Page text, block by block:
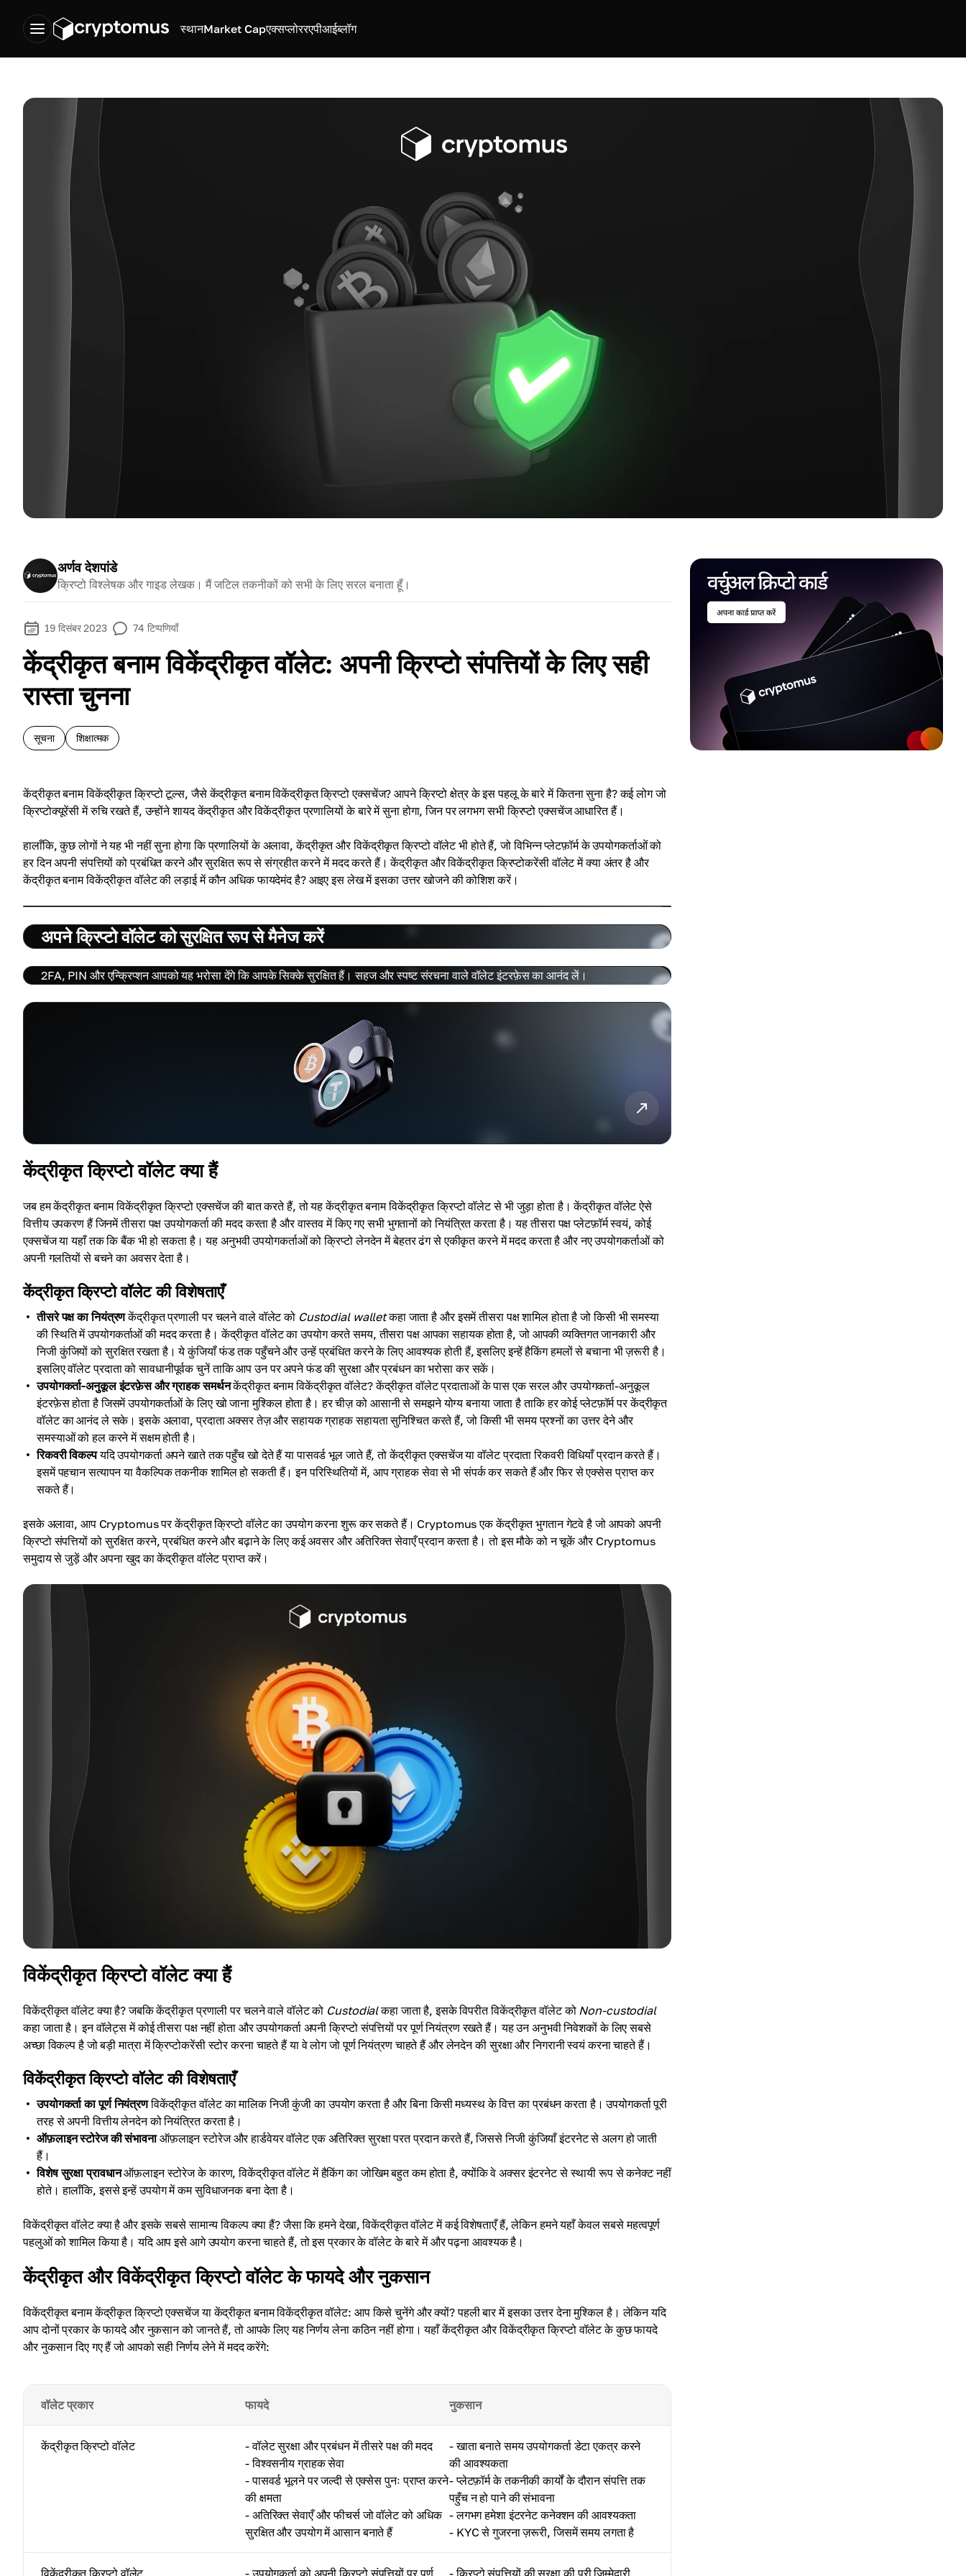
स्थानMarket Capएक्सप्लोररएपीआईब्लॉग
अर्णव देशपांडे
क्रिप्टो विश्लेषक और गाइड लेखक। मैं जटिल तकनीकों को सभी के लिए सरल बनाता हूँ।
19 दिसंबर 2023 74 टिप्पणियाँ
केंद्रीकृत बनाम विकेंद्रीकृत वॉलेट: अपनी क्रिप्टो संपत्तियों के लिए सही
रास्ता चुनना
सूचना शिक्षात्मक
केंद्रीकृत बनाम विकेंद्रीकृत क्रिप्टो टूल्स, जैसे केंद्रीकृत बनाम विकेंद्रीकृत क्रिप्टो एक्सचेंज? आपने क्रिप्टो क्षेत्र के इस पहलू के बारे में कितना सुना है? कई लोग जो
क्रिप्टोक्यूरेंसी में रुचि रखते हैं, उन्होंने शायद केंद्रीकृत और विकेंद्रीकृत प्रणालियों के बारे में सुना होगा, जिन पर लगभग सभी क्रिप्टो एक्सचेंज आधारित हैं।
हालाँकि, कुछ लोगों ने यह भी नहीं सुना होगा कि प्रणालियों के अलावा, केंद्रीकृत और विकेंद्रीकृत क्रिप्टो वॉलेट भी होते हैं, जो विभिन्न प्लेटफ़ॉर्म के उपयोगकर्ताओं को
हर दिन अपनी संपत्तियों को प्रबंधित करने और सुरक्षित रूप से संग्रहीत करने में मदद करते हैं। केंद्रीकृत और विकेंद्रीकृत क्रिप्टोकरेंसी वॉलेट में क्या अंतर है और
केंद्रीकृत बनाम विकेंद्रीकृत वॉलेट की लड़ाई में कौन अधिक फायदेमंद है? आइए इस लेख में इसका उत्तर खोजने की कोशिश करें।
अपने क्रिप्टो वॉलेट को सुरक्षित रूप से मैनेज करें
2FA, PIN और एन्क्रिप्शन आपको यह भरोसा देंगे कि आपके सिक्के सुरक्षित हैं। सहज और स्पष्ट संरचना वाले वॉलेट इंटरफ़ेस का आनंद लें।
केंद्रीकृत क्रिप्टो वॉलेट क्या हैं
जब हम केंद्रीकृत बनाम विकेंद्रीकृत क्रिप्टो एक्सचेंज की बात करते हैं, तो यह केंद्रीकृत बनाम विकेंद्रीकृत क्रिप्टो वॉलेट से भी जुड़ा होता है। केंद्रीकृत वॉलेट ऐसे
वित्तीय उपकरण हैं जिनमें तीसरा पक्ष उपयोगकर्ता की मदद करता है और वास्तव में किए गए सभी भुगतानों को नियंत्रित करता है। यह तीसरा पक्ष प्लेटफ़ॉर्म स्वयं, कोई
एक्सचेंज या यहाँ तक कि बैंक भी हो सकता है। यह अनुभवी उपयोगकर्ताओं को क्रिप्टो लेनदेन में बेहतर ढंग से एकीकृत करने में मदद करता है और नए उपयोगकर्ताओं को
अपनी गलतियों से बचने का अवसर देता है।
केंद्रीकृत क्रिप्टो वॉलेट की विशेषताएँ
तीसरे पक्ष का नियंत्रणकेंद्रीकृत प्रणाली पर चलने वाले वॉलेट को Custodial walletकहा जाता है और इसमें तीसरा पक्ष शामिल होता है जो किसी भी समस्या
की स्थिति में उपयोगकर्ताओं की मदद करता है। केंद्रीकृत वॉलेट का उपयोग करते समय, तीसरा पक्ष आपका सहायक होता है, जो आपकी व्यक्तिगत जानकारी और
निजी कुंजियों को सुरक्षित रखता है। ये कुंजियाँ फंड तक पहुँचने और उन्हें प्रबंधित करने के लिए आवश्यक होती हैं, इसलिए इन्हें हैकिंग हमलों से बचाना भी ज़रूरी है।
इसलिए वॉलेट प्रदाता को सावधानीपूर्वक चुनें ताकि आप उन पर अपने फंड की सुरक्षा और प्रबंधन का भरोसा कर सकें।
उपयोगकर्ता-अनुकूल इंटरफ़ेस और ग्राहक समर्थनकेंद्रीकृत बनाम विकेंद्रीकृत वॉलेट? केंद्रीकृत वॉलेट प्रदाताओं के पास एक सरल और उपयोगकर्ता-अनुकूल
इंटरफ़ेस होता है जिसमें उपयोगकर्ताओं के लिए खो जाना मुश्किल होता है। हर चीज़ को आसानी से समझने योग्य बनाया जाता है ताकि हर कोई प्लेटफ़ॉर्म पर केंद्रीकृत
वॉलेट का आनंद ले सके। इसके अलावा, प्रदाता अक्सर तेज़ और सहायक ग्राहक सहायता सुनिश्चित करते हैं, जो किसी भी समय प्रश्नों का उत्तर देने और
समस्याओं को हल करने में सक्षम होती है।
रिकवरी विकल्पयदि उपयोगकर्ता अपने खाते तक पहुँच खो देते हैं या पासवर्ड भूल जाते हैं, तो केंद्रीकृत एक्सचेंज या वॉलेट प्रदाता रिकवरी विधियाँ प्रदान करते हैं।
इसमें पहचान सत्यापन या वैकल्पिक तकनीक शामिल हो सकती हैं। इन परिस्थितियों में, आप ग्राहक सेवा से भी संपर्क कर सकते हैं और फिर से एक्सेस प्राप्त कर
सकते हैं।
इसके अलावा, आप Cryptomus पर केंद्रीकृत क्रिप्टो वॉलेट का उपयोग करना शुरू कर सकते हैं। Cryptomus एक केंद्रीकृत भुगतान गेटवे है जो आपको अपनी
क्रिप्टो संपत्तियों को सुरक्षित करने, प्रबंधित करने और बढ़ाने के लिए कई अवसर और अतिरिक्त सेवाएँ प्रदान करता है। तो इस मौके को न चूकें और Cryptomus
समुदाय से जुड़ें और अपना खुद का केंद्रीकृत वॉलेट प्राप्त करें।
विकेंद्रीकृत क्रिप्टो वॉलेट क्या हैं
विकेंद्रीकृत वॉलेट क्या है? जबकि केंद्रीकृत प्रणाली पर चलने वाले वॉलेट को Custodialकहा जाता है, इसके विपरीत विकेंद्रीकृत वॉलेट को Non-custodial
कहा जाता है। इन वॉलेट्स में कोई तीसरा पक्ष नहीं होता और उपयोगकर्ता अपनी क्रिप्टो संपत्तियों पर पूर्ण नियंत्रण रखते हैं। यह उन अनुभवी निवेशकों के लिए सबसे
अच्छा विकल्प है जो बड़ी मात्रा में क्रिप्टोकरेंसी स्टोर करना चाहते हैं या वे लोग जो पूर्ण नियंत्रण चाहते हैं और लेनदेन की सुरक्षा और निगरानी स्वयं करना चाहते हैं।
विकेंद्रीकृत क्रिप्टो वॉलेट की विशेषताएँ
उपयोगकर्ता का पूर्ण नियंत्रणविकेंद्रीकृत वॉलेट का मालिक निजी कुंजी का उपयोग करता है और बिना किसी मध्यस्थ के वित्त का प्रबंधन करता है। उपयोगकर्ता पूरी
तरह से अपनी वित्तीय लेनदेन को नियंत्रित करता है।
ऑफ़लाइन स्टोरेज की संभावनाऑफ़लाइन स्टोरेज और हार्डवेयर वॉलेट एक अतिरिक्त सुरक्षा परत प्रदान करते हैं, जिससे निजी कुंजियाँ इंटरनेट से अलग हो जाती
हैं।
विशेष सुरक्षा प्रावधानऑफ़लाइन स्टोरेज के कारण, विकेंद्रीकृत वॉलेट में हैकिंग का जोखिम बहुत कम होता है, क्योंकि वे अक्सर इंटरनेट से स्थायी रूप से कनेक्ट नहीं
होते। हालाँकि, इससे इन्हें उपयोग में कम सुविधाजनक बना देता है।
विकेंद्रीकृत वॉलेट क्या है और इसके सबसे सामान्य विकल्प क्या हैं? जैसा कि हमने देखा, विकेंद्रीकृत वॉलेट में कई विशेषताएँ हैं, लेकिन हमने यहाँ केवल सबसे महत्वपूर्ण
पहलुओं को शामिल किया है। यदि आप इसे आगे उपयोग करना चाहते हैं, तो इस प्रकार के वॉलेट के बारे में और पढ़ना आवश्यक है।
केंद्रीकृत और विकेंद्रीकृत क्रिप्टो वॉलेट के फायदे और नुकसान
विकेंद्रीकृत बनाम केंद्रीकृत क्रिप्टो एक्सचेंज या केंद्रीकृत बनाम विकेंद्रीकृत वॉलेट: आप किसे चुनेंगे और क्यों? पहली बार में इसका उत्तर देना मुश्किल है। लेकिन यदि
आप दोनों प्रकार के फायदे और नुकसान को जानते हैं, तो आपके लिए यह निर्णय लेना कठिन नहीं होगा। यहाँ केंद्रीकृत और विकेंद्रीकृत क्रिप्टो वॉलेट के कुछ फायदे
और नुकसान दिए गए हैं जो आपको सही निर्णय लेने में मदद करेंगे:
वॉलेट प्रकार फायदे नुकसान
केंद्रीकृत क्रिप्टो वॉलेट
- वॉलेट सुरक्षा और प्रबंधन में तीसरे पक्ष की मदद
- विश्वसनीय ग्राहक सेवा
- पासवर्ड भूलने पर जल्दी से एक्सेस पुनः प्राप्त करने
की क्षमता
- अतिरिक्त सेवाएँ और फीचर्स जो वॉलेट को अधिक
सुरक्षित और उपयोग में आसान बनाते हैं
- खाता बनाते समय उपयोगकर्ता डेटा एकत्र करने
की आवश्यकता
- प्लेटफ़ॉर्म के तकनीकी कार्यों के दौरान संपत्ति तक
पहुँच न हो पाने की संभावना
- लगभग हमेशा इंटरनेट कनेक्शन की आवश्यकता
- KYC से गुजरना ज़रूरी, जिसमें समय लगता है